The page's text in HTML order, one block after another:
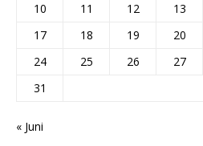
10
11 12 13
17
18 19 20
24
25 26 27
31
« Juni